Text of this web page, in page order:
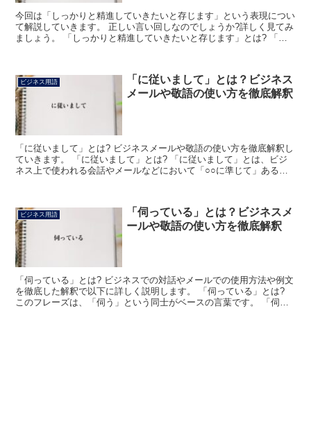
今回は「しっかりと精進していきたいと存じます」という表現につい
て解説していきます。 正しい言い回しなのでしょうか?詳しく見てみ
ましょう。 「しっかりと精進していきたいと存じます」とは? 「し
ビジネス用語
「に従いまして」とは？ビジネス
メールや敬語の使い方を徹底解釈
「に従いまして」とは? ビジネスメールや敬語の使い方を徹底解釈し
ていきます。 「に従いまして」とは? 「に従いまして」とは、ビジ
ネス上で使われる会話やメールなどにおいて「○○に準じて」あるい
ビジネス用語
「伺っている」とは？ビジネスメ
ールや敬語の使い方を徹底解釈
「伺っている」とは? ビジネスでの対話やメールでの使用方法や例文
を徹底した解釈で以下に詳しく説明します。 「伺っている」とは?
このフレーズは、「伺う」という同士がベースの言葉です。 「伺